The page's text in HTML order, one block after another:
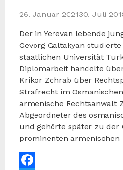
26. Januar 202130. Juli
Der in Yerevan lebende
Gevorg Galtakyan
staatlichen Universität
Diplomarbeit handelte
Krikor Zohrab über
Strafrecht im
armenische Rechtsanwalt
Abgeordneter des
und gehörte später zu der
prominenten armenischen